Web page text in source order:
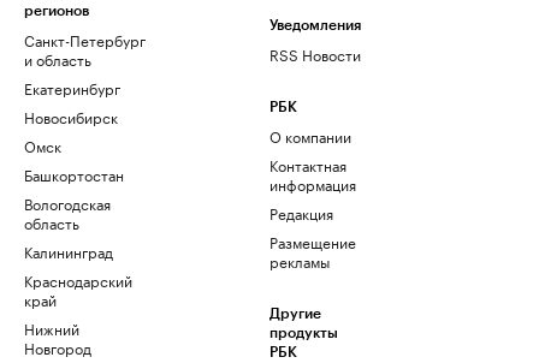
регионов
Санкт-Петербург
и область
Екатеринбург
Новосибирск
Омск
Башкортостан
Вологодская
область
Калининград
Краснодарский
край
Нижний
Новгород
Уведомления
RSS Новости
РБК
О компании
Контактная
информация
Редакция
Размещение
рекламы
Другие
продукты
РБК